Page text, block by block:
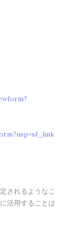
されるようなこ
活用することは